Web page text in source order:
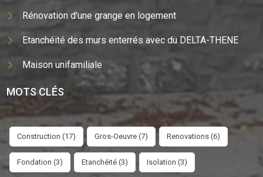
Rénovation d'une grange en logement
Etanchéité des murs enterrés avec du DELTA-THENE
Maison unifamiliale
MOTS CLÉS
Construction (17) Gros-Oeuvre (7) Renovations (6)
Fondation (3) Etanchéité (3) Isolation (3)